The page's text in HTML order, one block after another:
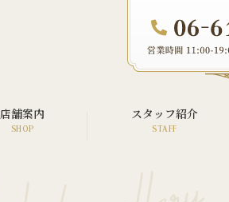
店舗案内 スタッフ紹介